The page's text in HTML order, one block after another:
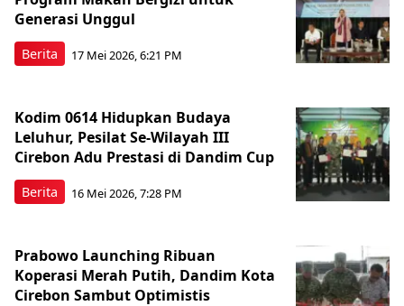
Berita
Generasi Unggul
17 Mei 2026, 6:21 PM
Berita
Kodim 0614 Hidupkan Budaya
Leluhur, Pesilat Se-Wilayah III
Cirebon Adu Prestasi di Dandim Cup
16 Mei 2026, 7:28 PM
Prabowo Launching Ribuan
Koperasi Merah Putih, Dandim Kota
Cirebon Sambut Optimistis